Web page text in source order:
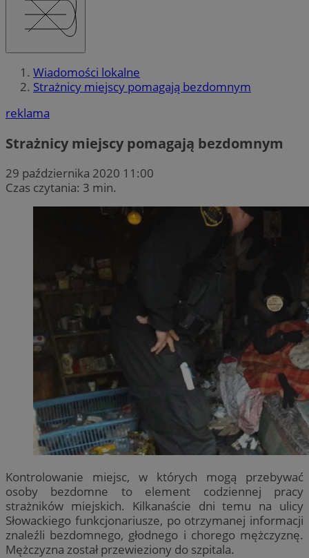
Wiadomości lokalne
Strażnicy miejscy pomagają bezdomnym
reklama
Strażnicy miejscy pomagają bezdomnym
29 października 2020 11:00
Czas czytania: 3 min.
Kontrolowanie miejsc, w których mogą przebywać
osoby bezdomne to element codziennej pracy
strażników miejskich. Kilkanaście dni temu na ulicy
Słowackiego funkcjonariusze, po otrzymanej informacji
znaleźli bezdomnego, głodnego i chorego mężczyznę.
Mężczyzna został przewieziony do szpitala.